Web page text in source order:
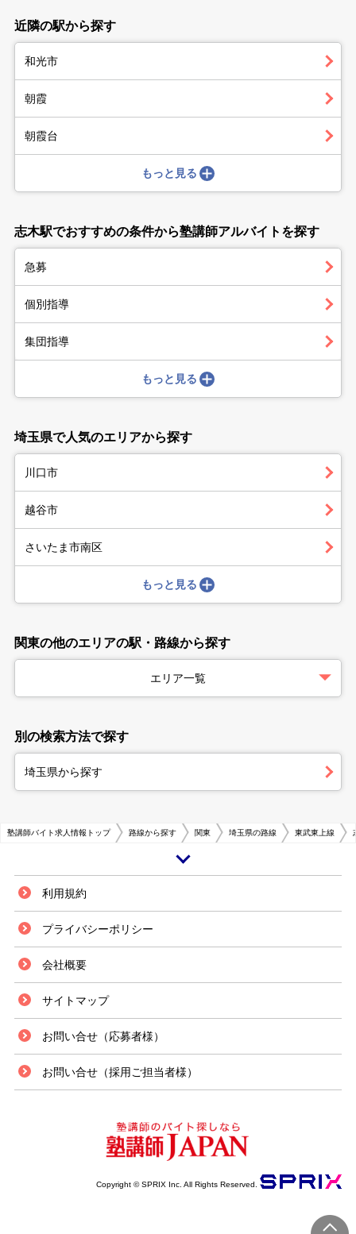
近隣の駅から探す
和光市
朝霞
朝霞台
もっと見る
志木駅でおすすめの条件から塾講師アルバイトを探す
急募
個別指導
集団指導
もっと見る
埼玉県で人気のエリアから探す
川口市
越谷市
さいたま市南区
もっと見る
関東の他のエリアの駅・路線から探す
エリア一覧
別の検索方法で探す
埼玉県から探す
塾講師バイト求人情報トップ 路線から探す 関東 埼玉県の路線 東武東上線
埼玉県志木市は、埼玉県の東南部に位置するベッドタウンであり、和光市と
ピングセンター、ゲームセンター、飲食チェーン店が立ち並び、市内には、
慶應義塾志木高等学校や埼玉県立志木高等学校などの教育機関があります。
そのため、塾講師のアルバイトの募集が多くあり、比較的に多くの選択肢か
ら自分自身の働き方を選ぶことができます。なるべく少人数に丁寧に教えた
いのなら個別指導、多くの生徒を相手に授業をしたいなら集団指導など、働
き方は様々です。また、シフト制を用意している場所もあるので、学校に通
グセンターがあるので、帰宅が遅くなっても、食事の心配はないでしょう。
利用規約
プライバシーポリシー
会社概要
サイトマップ
お問い合せ（応募者様）
お問い合せ（採用ご担当者様）
Copyright © SPRIX Inc. All Rights Reserved.